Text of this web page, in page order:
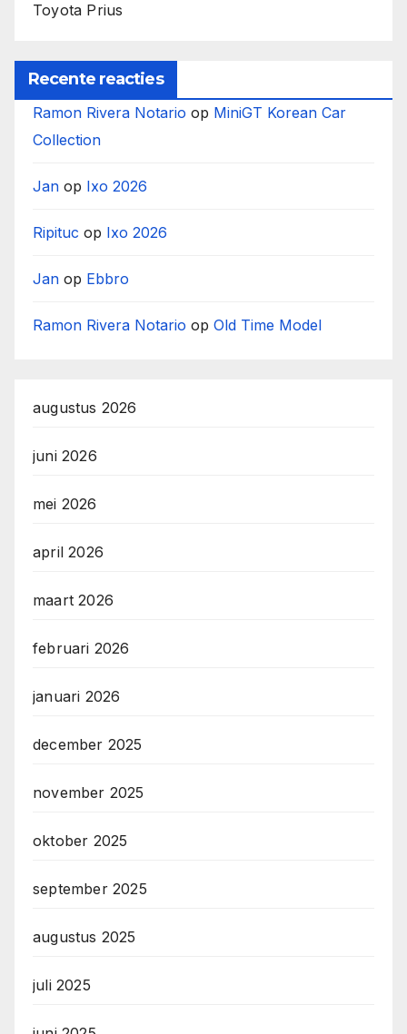
Toyota Prius
Recente reacties
Ramon Rivera Notario op MiniGT Korean Car
Collection
Jan op Ixo 2026
Ripituc op Ixo 2026
Jan op Ebbro
Ramon Rivera Notario op Old Time Model
augustus 2026
juni 2026
mei 2026
april 2026
maart 2026
februari 2026
januari 2026
december 2025
november 2025
oktober 2025
september 2025
augustus 2025
juli 2025